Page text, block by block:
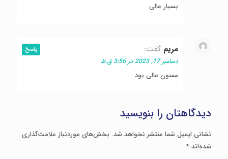
بسیار عالی
مریم گفت:
دسامبر 17, 2023 در 3:56 ق.ظ
ممنون عالی بود
پاسخ
دیدگاهتان را بنویسید
نشانی ایمیل شما منتشر نخواهد شد. بخش‌های موردنیاز علامت‌گذاری
شده‌اند*